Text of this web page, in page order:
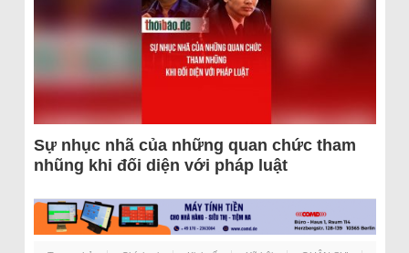
Sự nhục nhã của những quan chức tham
nhũng khi đối diện với pháp luật